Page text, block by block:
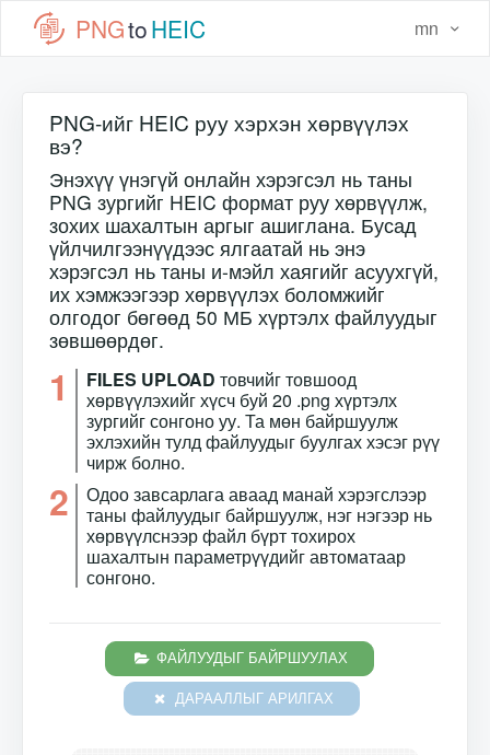
PNGtoHEIC mn
PNG-ийг HEIC руу хэрхэн хөрвүүлэх
вэ?
Энэхүү үнэгүй онлайн хэрэгсэл нь таны
PNG зургийг HEIC формат руу хөрвүүлж,
зохих шахалтын аргыг ашиглана. Бусад
үйлчилгээнүүдээс ялгаатай нь энэ
хэрэгсэл нь таны и-мэйл хаягийг асуухгүй,
их хэмжээгээр хөрвүүлэх боломжийг
олгодог бөгөөд 50 МБ хүртэлх файлуудыг
зөвшөөрдөг.
1 FILES UPLOAD товчийг товшоод
хөрвүүлэхийг хүсч буй 20 .png хүртэлх
зургийг сонгоно уу. Та мөн байршуулж
эхлэхийн тулд файлуудыг буулгах хэсэг рүү
чирж болно.
2
Одоо завсарлага аваад манай хэрэгслээр
таны файлуудыг байршуулж, нэг нэгээр нь
хөрвүүлснээр файл бүрт тохирох
шахалтын параметрүүдийг автоматаар
сонгоно.
ФАЙЛУУДЫГ БАЙРШУУЛАХ
ДАРААЛЛЫГ АРИЛГАХ